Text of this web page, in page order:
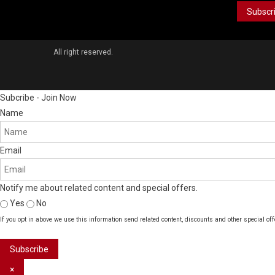
All right reserved.
Subcribe - Join Now
Name
Email
Notify me about related content and special offers.
Yes
No
If you opt in above we use this information send related content, discounts and other special
Subscribe
×